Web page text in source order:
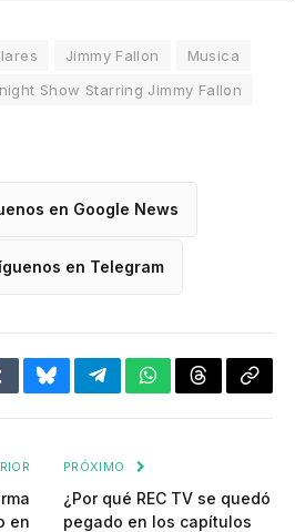
Jimmy Fallon
Musica
Show Starring Jimmy Fallon
en Google News
en Telegram
BlueskyTelegramWhatsApp
Threads
en
PRÓXIMO
¿Por qué REC TV se quedó
pegado en los capítulos